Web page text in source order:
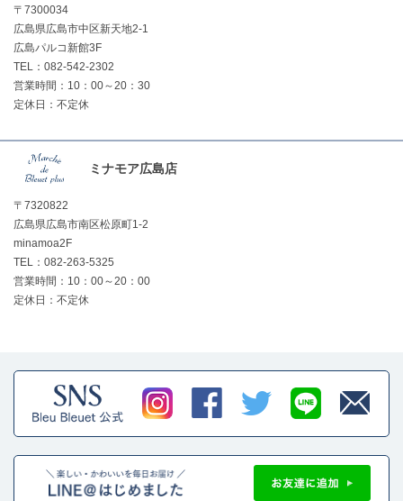
〒7300034
広島県広島市中区新天地2-1
広島パルコ新館3F
TEL：082-542-2302
営業時間：10：00～20：30
定休日：不定休
ミナモア広島店
〒7320822
広島県広島市南区松原町1-2
minamoa2F
TEL：082-263-5325
営業時間：10：00～20：00
定休日：不定休